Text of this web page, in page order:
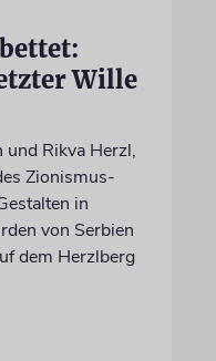
Wille
Rikva Herzl,
Zionismus-
in
von Serbien
dem Herzlberg